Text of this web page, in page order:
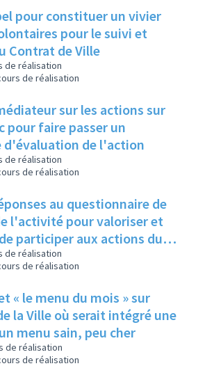
pour constituer un vivier
pour le suivi et
Contrat de Ville
de réalisation
de réalisation
sur les actions sur
pour faire passer un
d'évaluation de l'action
de réalisation
de réalisation
au questionnaire de
l'activité pour valoriser et
participer aux actions du
de réalisation
de réalisation
« le menu du mois » sur
la Ville où serait intégré une
menu sain, peu cher
de réalisation
de réalisation